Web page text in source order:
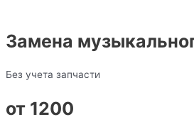
Замена
Без учета запчасти
от 1200